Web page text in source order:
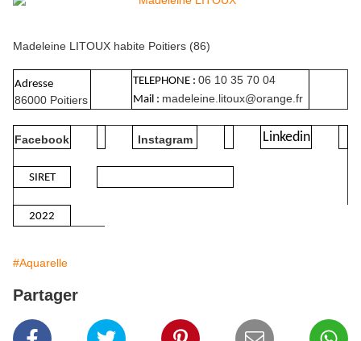
Madeleine LITOUX habite Poitiers (86)
Adresse
86000 Poitiers
TELEPHONE : 06 10 35 70 04
Mail : madeleine.litoux@orange.fr
Facebook Instagram Linkedin
SIRET
2022
#Aquarelle
Partager